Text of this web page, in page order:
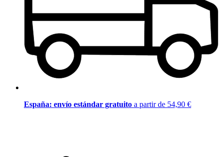
España: envío estándar gratuito a partir de 54,90 €